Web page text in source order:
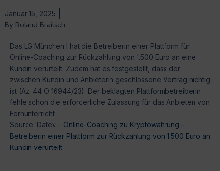
Januar 15, 2025
By Roland Braitsch
Das LG München I hat die Betreiberin einer Plattform für
Online-Coaching zur Rückzahlung von 1.500 Euro an eine
Kundin verurteilt. Zudem hat es festgestellt, dass der
zwischen Kundin und Anbieterin geschlossene Vertrag nichtig
ist (Az. 44 O 16944/23). Der beklagten Plattformbetreiberin
fehle schon die erforderliche Zulassung für das Anbieten von
Fernunterricht.
Source: Datev – Online-Coaching zu Kryptowährung –
Betreiberin einer Plattform zur Rückzahlung von 1.500 Euro an
Kundin verurteilt